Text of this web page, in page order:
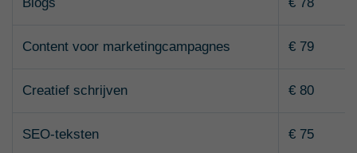
Content voor marketingcampagnes € 79
Creatief schrijven € 80
SEO-teksten € 75